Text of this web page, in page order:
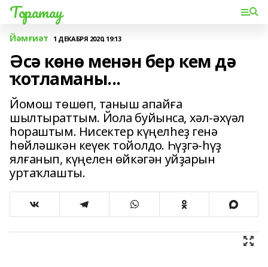
Торатау
Йәмғиәт 1 ДЕКАБРЯ 2020, 19:13
Әсә көнө менән бер кем дә
ҡотламаны...
Йомош төшөп, таныш апайға
шылтыраттым. Йола буйынса, хәл-әхүәл
һораштым. Нисектер күңелһеҙ генә
һөйләшкән кеүек тойолдо. Һүҙгә-һүҙ
ялғанып, күңелен өйкәгән уйҙарын
уртаҡлашты.